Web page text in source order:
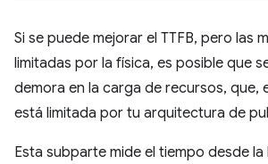
Si se puede mejorar el TTFB, pero las
limitadas por la física, es posible que
demora en la carga de recursos, que,
está limitada por tu arquitectura de
Esta subparte mide el tiempo desde